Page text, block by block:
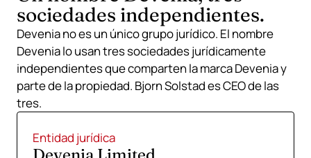
sociedades independientes.
Devenia no es un único grupo jurídico. El nombre
Devenia lo usan tres sociedades jurídicamente
independientes que comparten la marca Devenia y
parte de la propiedad. Bjorn Solstad es CEO de las
tres.
Entidad jurídica